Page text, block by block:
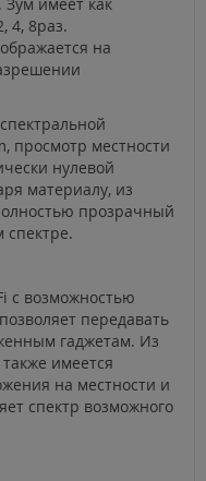
4, 8раз.
на
просмотр местности
нулевой
материалу, из
прозрачный
с возможностью
передавать
гаджетам. Из
имеется
на местности и
спектр возможного